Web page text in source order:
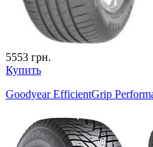
5553 грн.
Купить
Goodyear EfficientGrip